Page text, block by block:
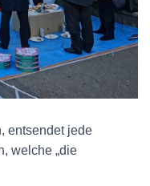
entsendet jede
welche „die